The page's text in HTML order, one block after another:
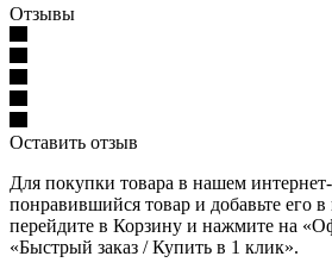
Отзывы
Оставить отзыв
Для покупки товара в нашем
понравившийся товар и добавьте его в
перейдите в Корзину и нажмите на
«Быстрый заказ / Купить в 1 клик».